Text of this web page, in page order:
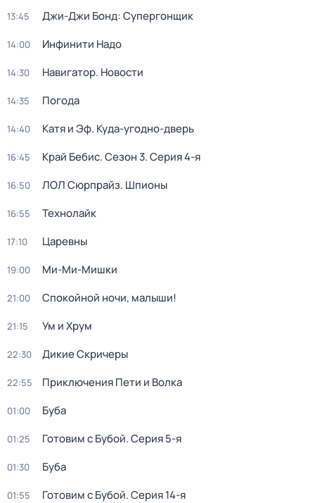
13:45 Джи-Джи Бонд: Супергонщик
14:00 Инфинити Надо
14:30 Навигатор. Новости
14:35 Погода
14:40 Катя и Эф. Куда-угодно-дверь
16:45 Край Бебис. Сезон 3. Серия 4-я
16:50 ЛОЛ Сюрпрайз. Шпионы
16:55 Технолайк
17:10 Царевны
19:00 Ми-Ми-Мишки
21:00 Спокойной ночи, малыши!
21:15 Ум и Хрум
22:30 Дикие Скричеры
22:55 Приключения Пети и Волка
01:00 Буба
01:25 Готовим с Бубой. Серия 5-я
01:30 Буба
01:55 Готовим с Бубой. Серия 14-я